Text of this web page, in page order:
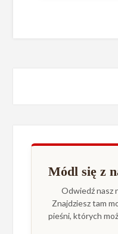
Módl się z
Odwiedź nasz
Znajdziesz tam
pieśni, których